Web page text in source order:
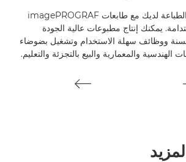
ارتقِ بمستوى تجارب الطباعة لديك مع طابعات imagePROGRAF
يمكنك إنتاج مطبوعات عالية الجودة
محسنة ووظائف سهلة الاستخدام وتشغيل بضوضاء
والمعمارية والبيع بالتجزئة والتعليم.